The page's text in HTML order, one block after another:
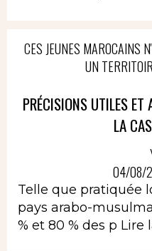
CES JEUNES MAROCAINS
UN
PRÉCISIONS UTILES ET
LA
04/08/
Telle que pratiquée
pays arabo-
% et 80 % des p Lire